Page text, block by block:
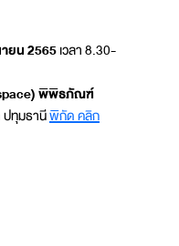
ยน 2565เวลา 8.30-
พิพิธภัณฑ์
ทุมธานีพิกัด คลิก